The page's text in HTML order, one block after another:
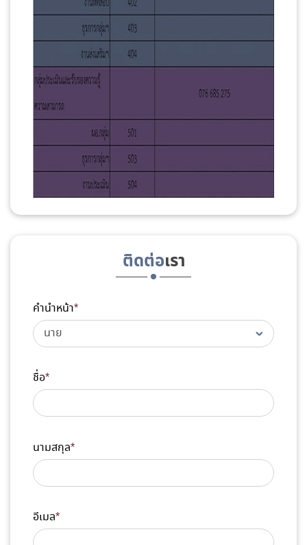
ติดต่อเรา
คำนำหน้า*
ชื่อ*
นามสกุล*
อีเมล*